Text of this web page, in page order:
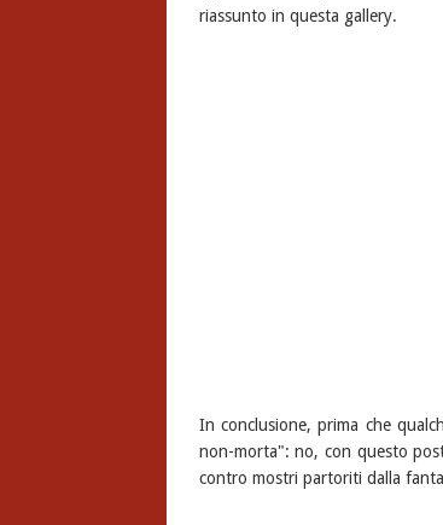
riassunto in questa gallery.
In conclusione, prima che
non-morta": no, con questo
contro mostri partoriti dalla